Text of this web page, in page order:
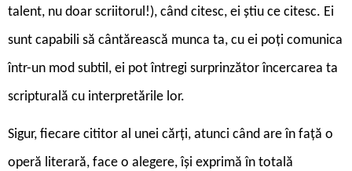
talent, nu doar scriitorul!), când citesc, ei știu ce citesc. Ei
sunt capabili să cântărească munca ta, cu ei poți comunica
într-un mod subtil, ei pot întregi surprinzător încercarea ta
scripturală cu interpretările lor.
Sigur, fiecare cititor al unei cărți, atunci când are în față o
operă literară, face o alegere, își exprimă în totală